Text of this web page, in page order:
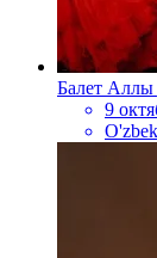
Балет
9